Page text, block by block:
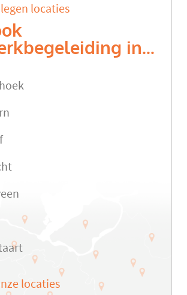
locaties
in...
locaties